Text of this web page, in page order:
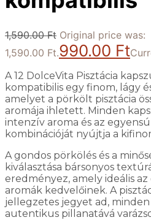
1,590.00Ft Original price was:
1,590.00 Ft.990.00 Ft
A 12 DolceVita Pisztácia
kompatibilis egy finom, lágy
amelyet a pörkölt pisztácia
aromája ihletett. Minden
intenzív aroma és az
kombinációját nyújtja a
A gondos pörkölés és a
kiválasztása bársonyos
eredményez, amely ideális
aromák kedvelőinek. A
jellegzetes jegyet ad,
autentikus pillanatává